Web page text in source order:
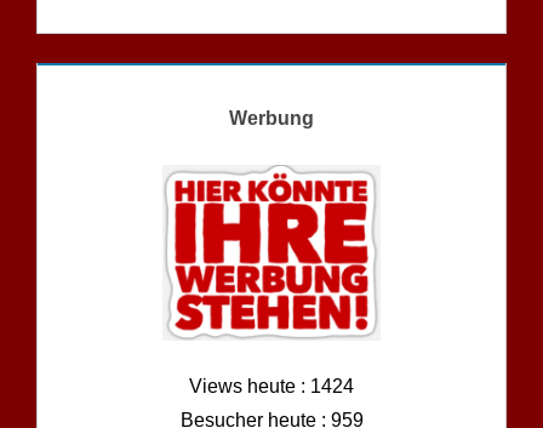
Werbung
Views heute : 1424
Besucher heute : 959